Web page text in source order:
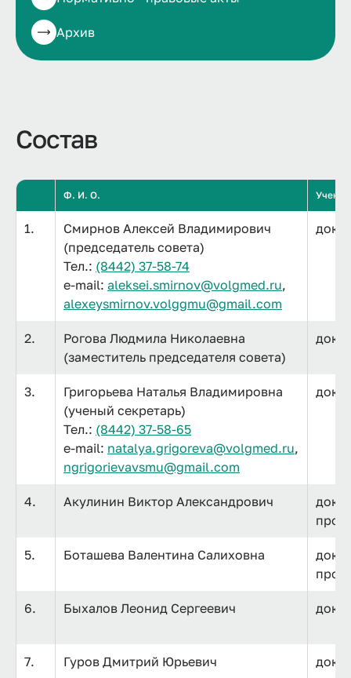
Архив
Состав
Ф. И. О. Ученая
1.
Смирнов Алексей Владимирович
(председатель совета)
Тел.: (8442) 37-58-74
e-mail: aleksei.smirnov@volgmed.ru,
alexeysmirnov.volggmu@gmail.com
2.
Рогова Людмила Николаевна
(заместитель председателя совета)
3.
Григорьева Наталья Владимировна
(ученый секретарь)
Тел.: (8442) 37-58-65
e-mail: natalya.grigoreva@volgmed.ru,
ngrigorievavsmu@gmail.com
4. Акулинин Виктор Александрович
5. Боташева Валентина Салиховна
6. Быхалов Леонид Сергеевич
7. Гуров Дмитрий Юрьевич